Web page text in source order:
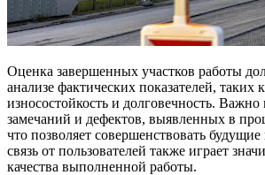
Оценка завершенных участков работы
анализе фактических показателей, таких
износостойкость и долговечность. Важно
замечаний и дефектов, выявленных в
что позволяет совершенствовать
связь от пользователей также играет
качества выполненной работы.